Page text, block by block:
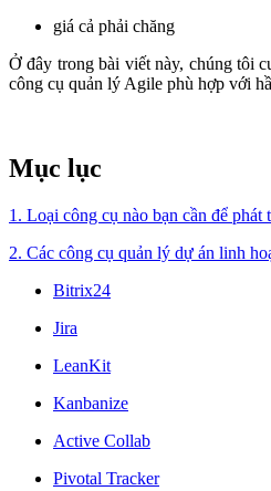
giá cả phải chăng
Ở đây trong bài viết này, chúng tôi
công cụ quản lý Agile phù hợp với
Mục lục
1. Loại công cụ nào bạn cần để phát
2. Các công cụ quản lý dự án linh
Bitrix24
Jira
LeanKit
Kanbanize
Active Collab
Pivotal Tracker